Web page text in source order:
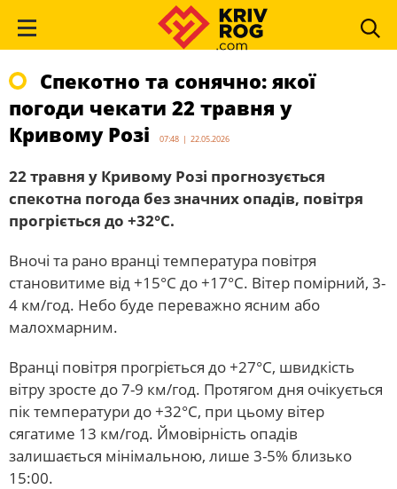
Спекотно та сонячно: якої
погоди чекати 22 травня у
Кривому Розі
07:48 | 22.05.2026
22 травня у Кривому Розі прогнозується
спекотна погода без значних опадів, повітря
прогріється до +32°С.
Вночі та рано вранці температура повітря
становитиме від +15°С до +17°С. Вітер помірний, 3-
4 км/год. Небо буде переважно ясним або
малохмарним.
Вранці повітря прогріється до +27°С, швидкість
вітру зросте до 7-9 км/год. Протягом дня очікується
пік температури до +32°С, при цьому вітер
сягатиме 13 км/год. Ймовірність опадів
залишається мінімальною, лише 3-5% близько
15:00.